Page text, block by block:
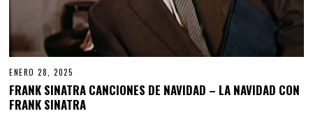
ENERO 28, 2025
FRANK SINATRA CANCIONES DE NAVIDAD – LA NAVIDAD CON
FRANK SINATRA